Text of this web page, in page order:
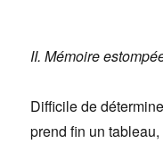
II. Mémoire
Difficile de
prend fin un tableau,